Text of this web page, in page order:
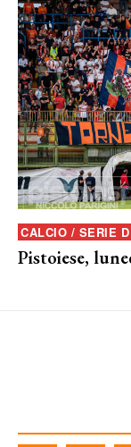
CALCIO / SERIE D
Pistoiese,